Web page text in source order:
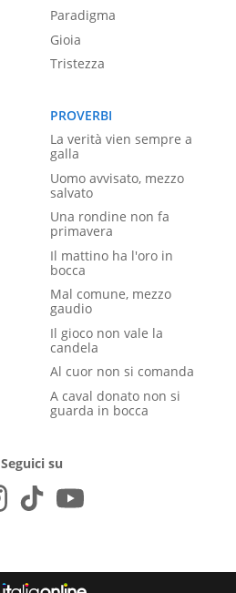
Paradigma
Gioia
Tristezza
PROVERBI
La verità vien sempre a
galla
Uomo avvisato, mezzo
salvato
Una rondine non fa
primavera
Il mattino ha l'oro in
bocca
Mal comune, mezzo
gaudio
Il gioco non vale la
candela
Al cuor non si comanda
A caval donato non si
guarda in bocca
Seguici su